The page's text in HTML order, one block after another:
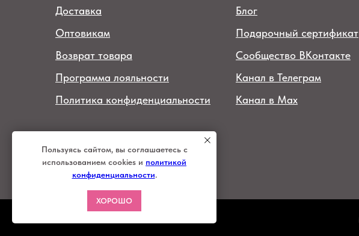
Пользуясь сайтом, вы соглашаетесь с
использованием cookies и политикой
конфиденциальности.
ХОРОШО
Доставка
Оптовикам
Возврат товара
Программа лояльности
Политика конфиденциальности
Блог
Подарочный сертификат
Сообщество ВКонтакте
Канал в Телеграм
Канал в Max
женской одежды "Баса Барыня"
ИП Меркулова Ю.В.
ИНН 920152039289